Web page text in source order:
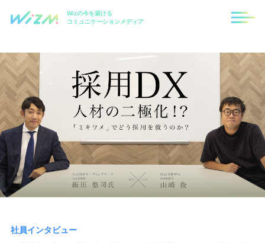
Wizの今を届ける
コミュニケーションメディア
社員インタビュー